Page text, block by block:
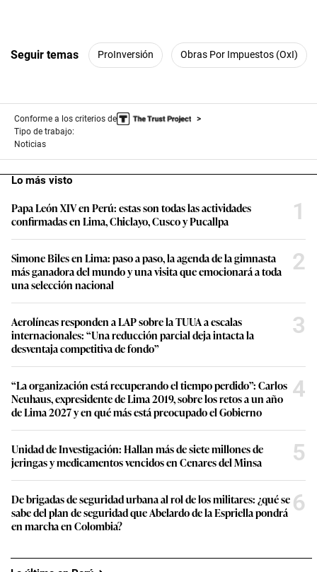
Seguir temas ProInversión Obras Por Impuestos (OxI)
Conforme a los criterios de
Tipo de trabajo:
Noticias
Lo más visto
Papa León XIV en Perú: estas son todas las actividades
confirmadas en Lima, Chiclayo, Cusco y Pucallpa
1
Simone Biles en Lima: paso a paso, la agenda de la gimnasta
más ganadora del mundo y una visita que emocionará a toda
una selección nacional
2
Aerolíneas responden a LAP sobre la TUUA a escalas
internacionales: “Una reducción parcial deja intacta la
desventaja competitiva de fondo”
3
“La organización está recuperando el tiempo perdido”: Carlos
Neuhaus, expresidente de Lima 2019, sobre los retos a un año
de Lima 2027 y en qué más está preocupado el Gobierno
4
Unidad de Investigación: Hallan más de siete millones de
jeringas y medicamentos vencidos en Cenares del Minsa
5
De brigadas de seguridad urbana al rol de los militares: ¿qué se
sabe del plan de seguridad que Abelardo de la Espriella pondrá
en marcha en Colombia?
6